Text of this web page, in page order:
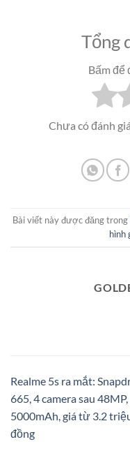
Tổng
Bấm để
Chưa có đánh
Bài viết này được đăng trong
hình
Realme 5s ra mắt:
665, 4 camera sau
5000mAh, giá từ 3.2
đồng